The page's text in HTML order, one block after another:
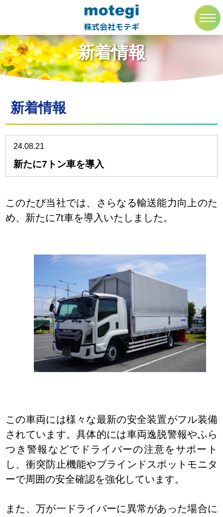
株式会社モテギ
トップページ 新着情報
新着情報
新着情報
24.08.21
新たに7トン車を導入
このたび当社では、さらなる輸送能力向上のた
め、新たに7t車を導入いたしました。
この車両には様々な最新の安全装置がフル装備
されています。具体的には車両逸脱警報やふら
つき警報 などでドライバーの注意をサポート
し、 衝突防止機能やブラインドスポットモニタ
ーで周囲の安全確認を強化しています。
また、万が一ドライバーに異常があった場合に